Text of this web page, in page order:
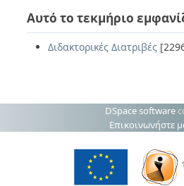
Αυτό το τεκμήριο
Διδακτορικές Διατριβές
DSpace software
Επικοινωνήστε